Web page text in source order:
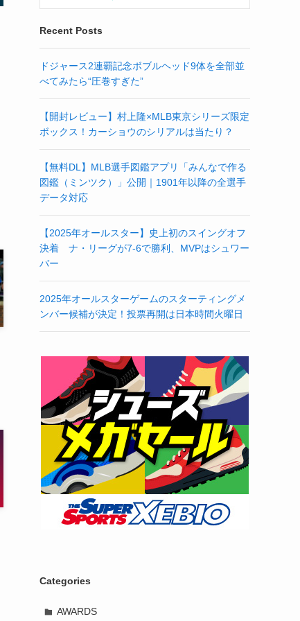
Recent Posts
ドジャース2連覇記念ボブルヘッド9体を全部並
べてみたら“圧巻すぎた”
【開封レビュー】村上隆×MLB東京シリーズ限定
ボックス！カーショウのシリアルは当たり？
【無料DL】MLB選手図鑑アプリ「みんなで作る
図鑑（ミンツク）」公開｜1901年以降の全選手
データ対応
【2025年オールスター】史上初のスイングオフ
決着 ナ・リーグが7-6で勝利、MVPはシュワー
バー
2025年オールスターゲームのスターティングメ
ンバー候補が決定！投票再開は日本時間火曜日
Categories
AWARDS